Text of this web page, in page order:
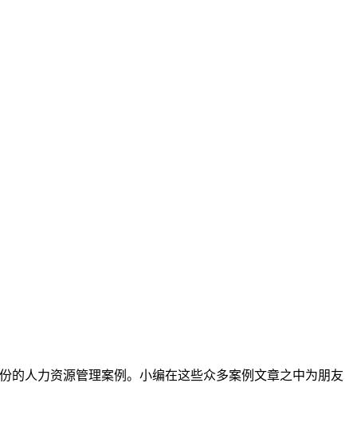
的人力资源管理案例。小编在这些众多案例文章之中为朋友